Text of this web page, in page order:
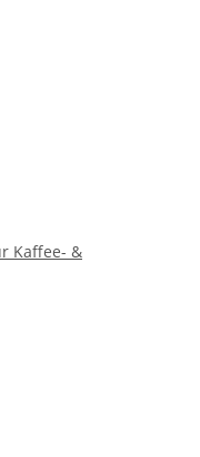
Kaffee- &